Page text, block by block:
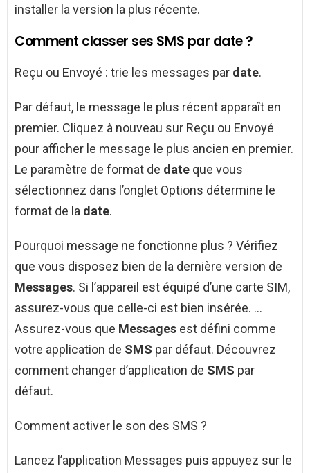
installer la version la plus récente.
Comment classer ses SMS par date ?
Reçu ou Envoyé : trie les messages par date.
Par défaut, le message le plus récent apparaît en
premier. Cliquez à nouveau sur Reçu ou Envoyé
pour afficher le message le plus ancien en premier.
Le paramètre de format de date que vous
sélectionnez dans l’onglet Options détermine le
format de la date.
Pourquoi message ne fonctionne plus ? Vérifiez
que vous disposez bien de la dernière version de
Messages. Si l’appareil est équipé d’une carte SIM,
assurez-vous que celle-ci est bien insérée. …
Assurez-vous que Messages est défini comme
votre application de SMS par défaut. Découvrez
comment changer d’application de SMS par
défaut.
Comment activer le son des SMS ?
Lancez l’application Messages puis appuyez sur le